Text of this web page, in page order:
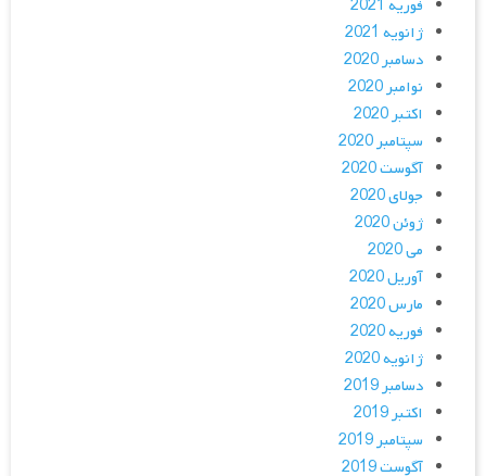
فوریه 2021
ژانویه 2021
دسامبر 2020
نوامبر 2020
اکتبر 2020
سپتامبر 2020
آگوست 2020
جولای 2020
ژوئن 2020
می 2020
آوریل 2020
مارس 2020
فوریه 2020
ژانویه 2020
دسامبر 2019
اکتبر 2019
سپتامبر 2019
آگوست 2019